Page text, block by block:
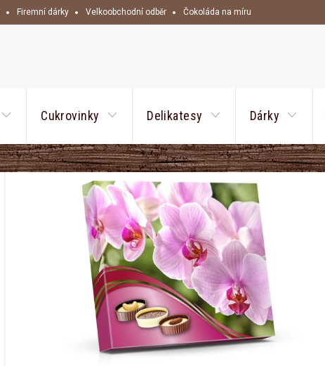
Firemní dárky Velkoobchodní odběr Čokoláda na míru
Cukrovinky Delikatesy Dárky